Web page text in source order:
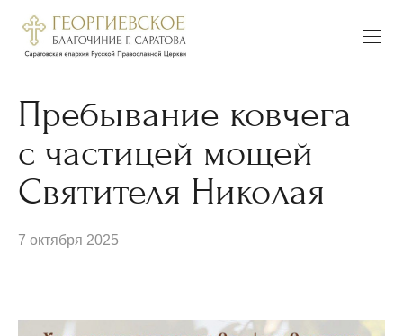
Пребывание ковчега
с частицей мощей
Святителя Николая
7 октября 2025